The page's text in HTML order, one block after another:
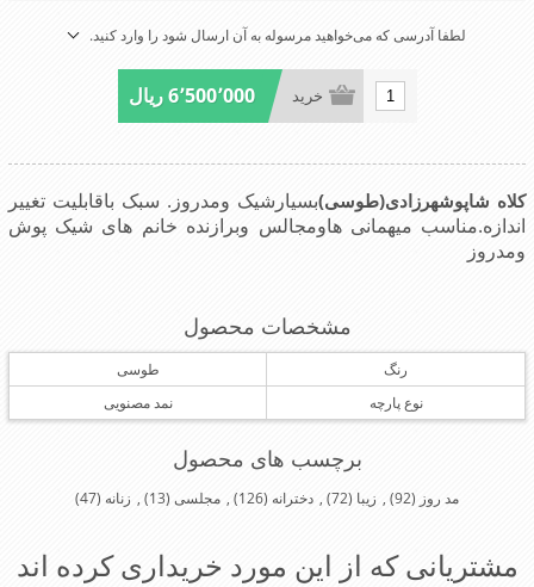
لطفا آدرسی که می‌خواهید مرسوله به آن ارسال شود را وارد کنید.
خرید 6٬500٬000 ریال
کلاه شاپوشهرزادی(طوسی)بسیار شیک ومدروز. سبک باقابلیت تغییر
اندازه.مناسب میهمانی هاومجالس وبرازنده خانم های شیک پوش
ومدروز
مشخصات محصول
رنگ
طوسی
نوع پارچه
نمد مصنویی
برچسب های محصول
مد روز (92)
, زیبا (72)
, دخترانه (126)
, مجلسی (13)
, زنانه (47)
مشتریانی که از این مورد خریداری کرده اند